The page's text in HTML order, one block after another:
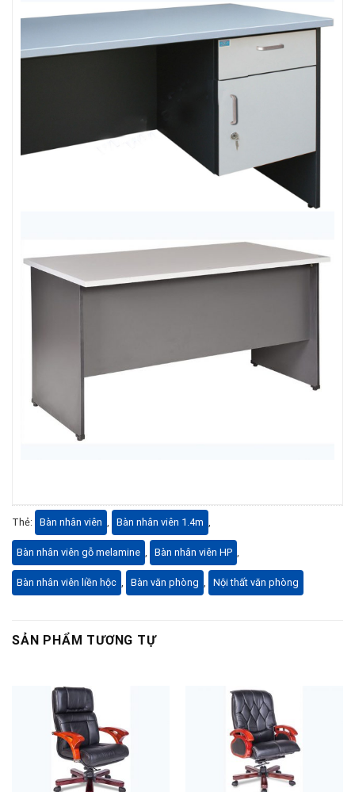
Thẻ: Bàn nhân viên Bàn nhân viên 1.4m
Bàn nhân viên gỗ melamine Bàn nhân viên HP
Bàn nhân viên liền hộc Bàn văn phòng Nội thất văn phòng
SẢN PHẨM TƯƠNG TỰ